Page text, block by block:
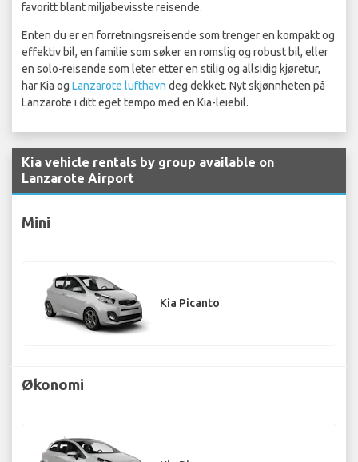
favoritt blant miljøbevisste reisende.
Enten du er en forretningsreisende som trenger en kompakt og
effektiv bil, en familie som søker en romslig og robust bil, eller
en solo-reisende som leter etter en stilig og allsidig kjøretur,
har Kia og Lanzarote lufthavn deg dekket. Nyt skjønnheten på
Lanzarote i ditt eget tempo med en Kia-leiebil.
Kia vehicle rentals by group available on
Lanzarote Airport
Mini
Kia Picanto
Økonomi